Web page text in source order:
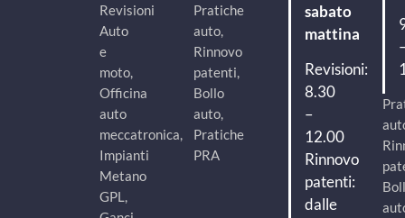
Revisioni
Auto
e
moto,
Officina
auto
meccatronica,
Impianti
Metano
GPL,
Pratiche
auto,
Rinnovo
patenti,
Bollo
auto,
Pratiche
PRA
sabato
mattina
Revisioni:
8.30
–
12.00
Rinnovo
patenti:
dalle